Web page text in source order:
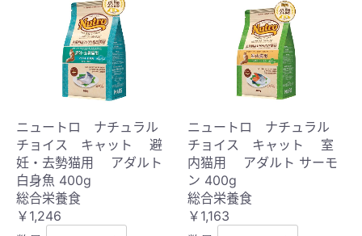
ニュートロ ナチュラル
チョイス キャット 避
妊・去勢猫用 アダルト
白身魚 400g
総合栄養食
￥1,246
ニュートロ ナチュラル
チョイス キャット 室
内猫用 アダルト サーモ
ン 400g
総合栄養食
￥1,163